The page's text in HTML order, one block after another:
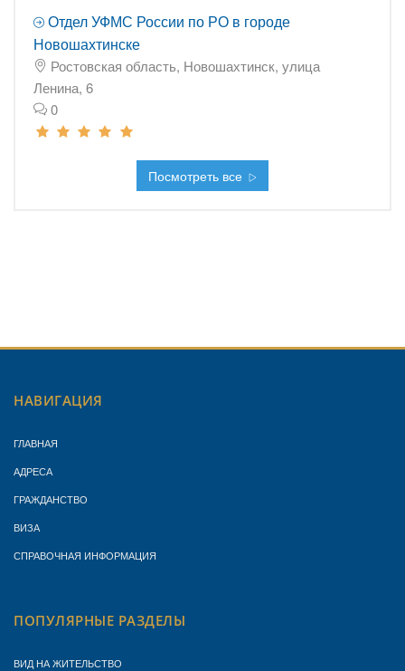
Отдел УФМС России по РО в городе
Новошахтинске
Ростовская область, Новошахтинск, улица
Ленина, 6
0
Посмотреть все
НАВИГАЦИЯ
ГЛАВНАЯ
АДРЕСА
ГРАЖДАНСТВО
ВИЗА
СПРАВОЧНАЯ ИНФОРМАЦИЯ
ПОПУЛЯРНЫЕ РАЗДЕЛЫ
ВИД НА ЖИТЕЛЬСТВО